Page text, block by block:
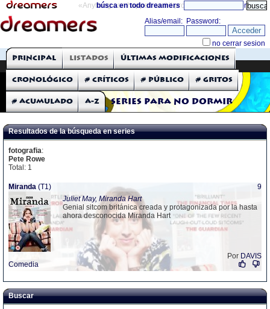
«Anything can happen and it probably will» directorio
búsca en todo dreamers
THE DREAMERS
Críticas: Series de TV
Series para no dormir
Principal Listados Últimas modificaciones
Cronológico # Críticos # Público # Gritos
# Acumulado A-Z
Resultados de la búsqueda en series
fotografia:
Pete Rowe
Total: 1
Miranda (T1)
9
Juliet May, Miranda Hart
Genial sitcom británica creada y protagonizada por la hasta
ahora desconocida Miranda Hart
Por DAVIS
Comedia
Buscar